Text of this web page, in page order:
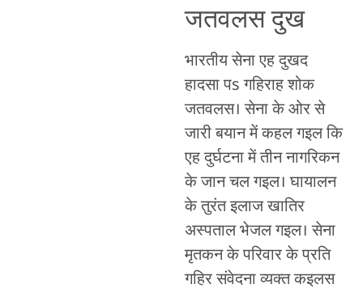
जतवलस दुख
भारतीय सेना एह दुखद
हादसा पs गहिराह शोक
जतवलस। सेना के ओर से
जारी बयान में कहल गइल कि
एह दुर्घटना में तीन नागरिकन
के जान चल गइल। घायालन
के तुरंत इलाज खातिर
अस्पताल भेजल गइल। सेना
मृतकन के परिवार के प्रति
गहिर संवेदना व्यक्त कइलस